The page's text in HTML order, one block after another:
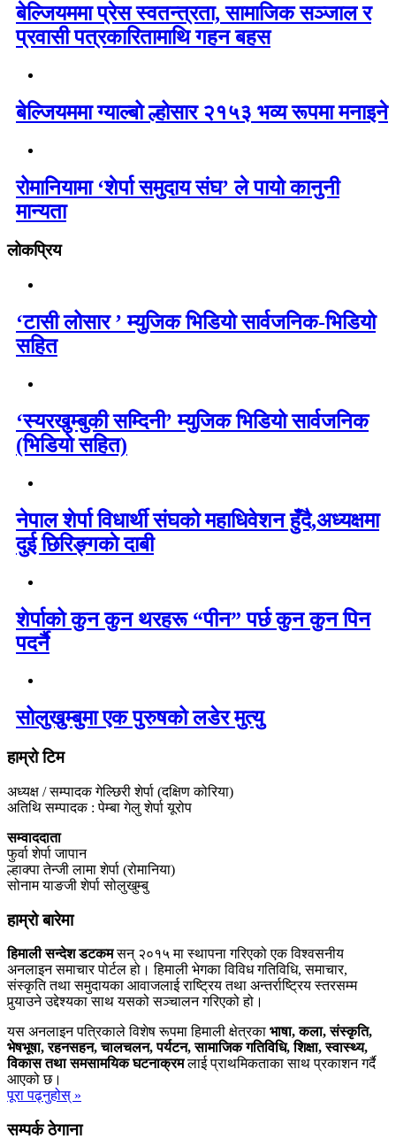
बेल्जियममा प्रेस स्वतन्त्रता, सामाजिक सञ्जाल र
प्रवासी पत्रकारितामाथि गहन बहस
बेल्जियममा ग्याल्बो ल्होसार २१५३ भव्य रूपमा मनाइने
रोमानियामा ‘शेर्पा समुदाय संघ’ ले पायो कानुनी
मान्यता
लोकप्रिय
‘टासी लोसार ’ म्युजिक भिडियो सार्वजनिक-भिडियो
सहित
‘स्यरखुम्बुकी सम्दिनी’ म्युजिक भिडियो सार्वजनिक
(भिडियो सहित)
नेपाल शेर्पा विधार्थी संघको महाधिवेशन हुँदै,अध्यक्षमा
दुई छिरिङ्गकाे दाबी
शेर्पाको कुन कुन थरहरू “पीन” पर्छ कुन कुन पिन
पदर्नै
सोलुखुम्बुमा एक पुरुषको लडेर मुत्यु
हाम्रो टिम
अध्यक्ष / सम्पादक गेल्छिरी शेर्पा (दक्षिण कोरिया)
अतिथि सम्पादक : पेम्बा गेलु शेर्पा यूरोप
सम्वाददाता
फुर्वा शेर्पा जापान
ल्हाक्पा तेन्जी लामा शेर्पा (रोमानिया)
सोनाम याङजी शेर्पा सोलुखुम्बु
हाम्रो बारेमा
हिमाली सन्देश डटकमसन् २०१५ मा स्थापना गरिएको एक विश्वसनीय
अनलाइन समाचार पोर्टल हो। हिमाली भेगका विविध गतिविधि, समाचार,
संस्कृति तथा समुदायका आवाजलाई राष्ट्रिय तथा अन्तर्राष्ट्रिय स्तरसम्म
पुर्‍याउने उद्देश्यका साथ यसको सञ्चालन गरिएको हो।
यस अनलाइन पत्रिकाले विशेष रूपमा हिमाली क्षेत्रका भाषा, कला, संस्कृति,
भेषभूषा, रहनसहन, चालचलन, पर्यटन, सामाजिक गतिविधि, शिक्षा, स्वास्थ्य,
विकास तथा समसामयिक घटनाक्रमलाई प्राथमिकताका साथ प्रकाशन गर्दै
आएको छ।
पूरा पढ्नुहोस् »
सम्पर्क ठेगाना